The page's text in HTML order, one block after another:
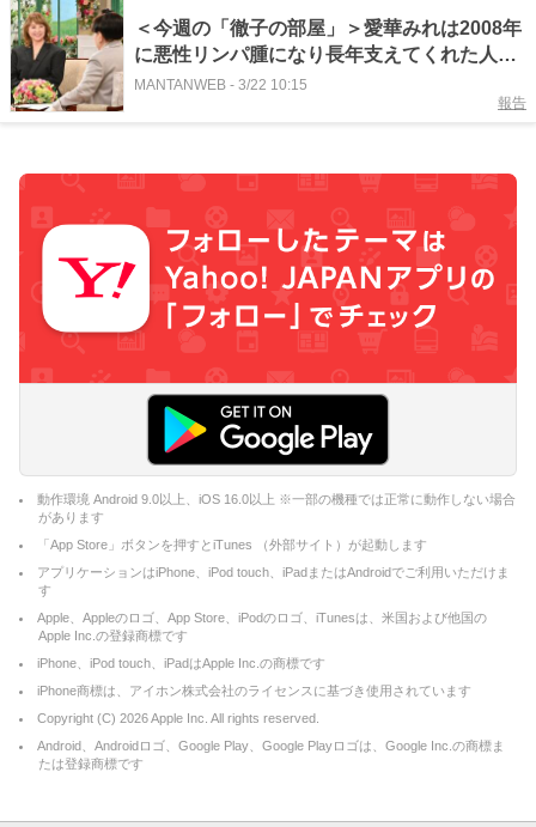
＜今週の「徹子の部屋」＞愛華みれは2008年
に悪性リンパ腫になり長年支えてくれた人と
結婚 ヨネスケは高市早苗首相若かりし頃
MANTANWEB - 3/22 10:15
報告
動作環境 Android 9.0以上、iOS 16.0以上 ※一部の機種では正常に動作しない場合
があります
「App Store」ボタンを押すとiTunes （外部サイト）が起動します
アプリケーションはiPhone、iPod touch、iPadまたはAndroidでご利用いただけま
す
Apple、Appleのロゴ、App Store、iPodのロゴ、iTunesは、米国および他国の
Apple Inc.の登録商標です
iPhone、iPod touch、iPadはApple Inc.の商標です
iPhone商標は、アイホン株式会社のライセンスに基づき使用されています
Copyright (C) 2026Apple Inc. All rights reserved.
Android、Androidロゴ、Google Play、Google Playロゴは、Google Inc.の商標ま
たは登録商標です